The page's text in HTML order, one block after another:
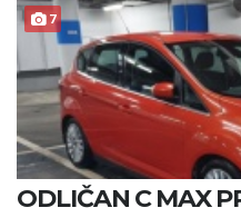
7
ODLIČAN C MAX